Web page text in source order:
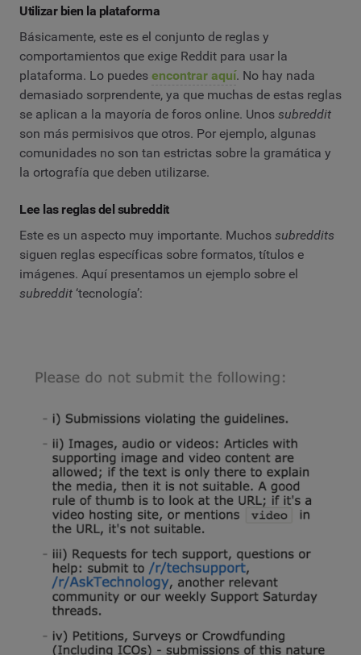
Utilizar bien la plataforma
Básicamente, este es el conjunto de reglas y
comportamientos que exige Reddit para usar la
plataforma. Lo puedes encontrar aquí. No hay nada
demasiado sorprendente, ya que muchas de estas reglas
se aplican a la mayoría de foros online. Unos subreddit
son más permisivos que otros. Por ejemplo, algunas
comunidades no son tan estrictas sobre la gramática y
la ortografía que deben utilizarse.
Lee las reglas del subreddit
Este es un aspecto muy importante. Muchos subreddits
siguen reglas específicas sobre formatos, títulos e
imágenes. Aquí presentamos un ejemplo sobre el
subreddit ‘tecnología’: